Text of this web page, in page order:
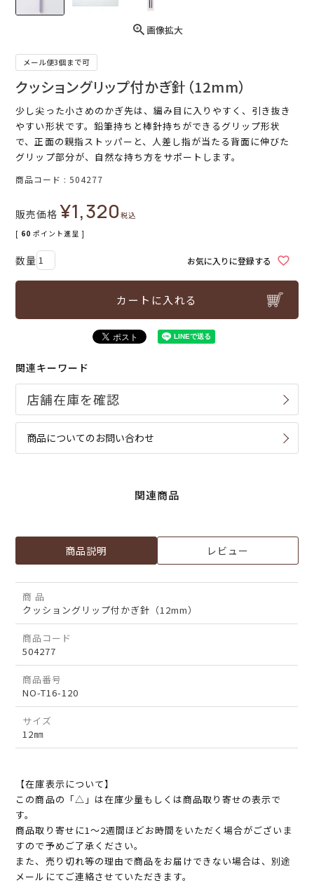
画像拡大
メール便3個まで可
クッショングリップ付かぎ針（12mm）
少し尖った小さめのかぎ先は、編み目に入りやすく、引き抜き
やすい形状です。鉛筆持ちと棒針持ちができるグリップ形状
で、正面の親指ストッパーと、人差し指が当たる背面に伸びた
グリップ部分が、自然な持ち方をサポートします。
商品コード 504277
販売価格 ¥1,320税込
[ 60 ポイント進呈 ]
お気に入りに登録する
カートに入れる
関連キーワード
商品についてのお問い合わせ
関連商品
商品説明 レビュー
商 品
クッショングリップ付かぎ針（12mm）
商品コード
504277
商品番号
NO-T16-120
サイズ
12㎜
【在庫表示について】
この商品の「△」は在庫少量もしくは商品取り寄せの表示で
す。
商品取り寄せに1～2週間ほどお時間をいただく場合がございま
すので予めご了承ください。
また、売り切れ等の理由で商品をお届けできない場合は、別途
メールにてご連絡させていただきます。